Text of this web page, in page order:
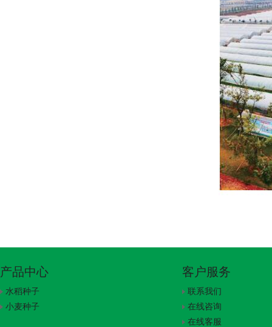
产品中心
水稻种子
小麦种子
客户服务
联系我们
在线咨询
在线客服